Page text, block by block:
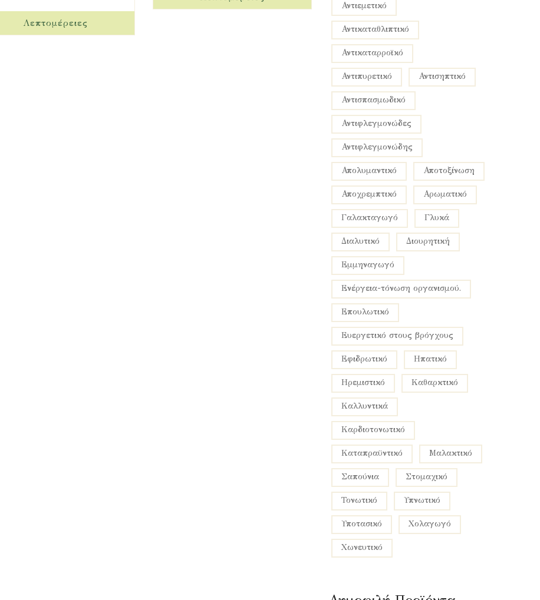
αντιεμετικό
αντικαταθλιπτικό
αντικαταρροϊκό
αντιπυρετικό αντισηπτικό
αντισπασμωδικό
αντιφλεγμονώδες
αντιφλεγμονώδης
απολυμαντικό αποτοξίνωση
αποχρεμπτικό αρωματικό
γαλακταγωγό γλυκά
διαλυτικό διουρητική
εμμηναγωγό
ενέργεια-τόνωση οργανισμού.
επουλωτικό
ευεργετικό στους βρόγχους
εφιδρωτικό ηπατικό
ηρεμιστικό καθαρκτικό
καλλυντικά
καρδιοτονωτικό
καταπραϋντικό μαλακτικό
σαπούνια στομαχικό
τονωτικό υπνωτικό
υποτασικό χολαγωγό
χωνευτικό